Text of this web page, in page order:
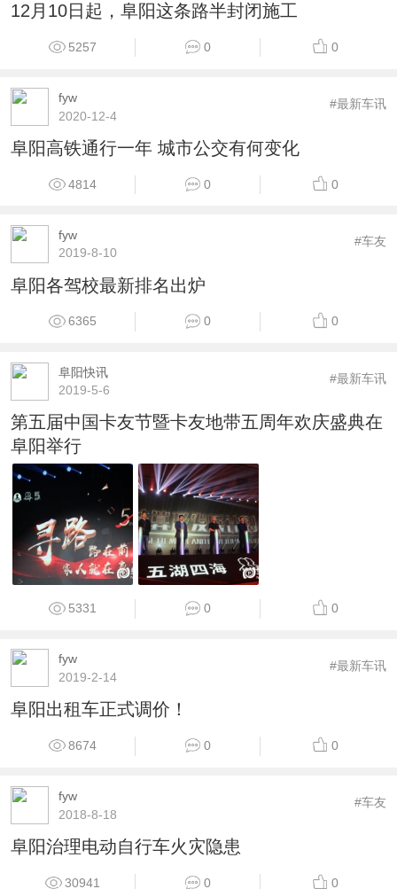
12月10日起，阜阳这条路半封闭施工
5257 0 0
fyw
2020-12-4
#最新车讯
阜阳高铁通行一年 城市公交有何变化
4814 0 0
fyw
2019-8-10
#车友
阜阳各驾校最新排名出炉
6365 0 0
阜阳快讯
2019-5-6
#最新车讯
第五届中国卡友节暨卡友地带五周年欢庆盛典在
阜阳举行
5331 0 0
fyw
2019-2-14
#最新车讯
阜阳出租车正式调价！
8674 0 0
fyw
2018-8-18
#车友
阜阳治理电动自行车火灾隐患
30941 0 0